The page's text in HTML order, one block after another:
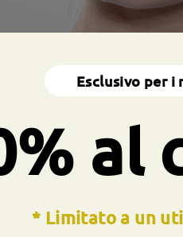
Esclusivo per
al
* Limitato a un